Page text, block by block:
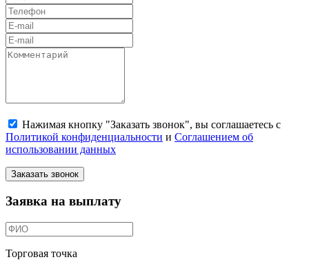
Нажимая кнопку "Заказать звонок", вы соглашаетесь с
Политикой конфиденциальности и Соглашением об
использовании данных
Заказать звонок
Заявка на выплату
Торговая точка